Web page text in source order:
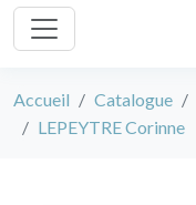
Accueil Catalogue
LEPEYTRE Corinne